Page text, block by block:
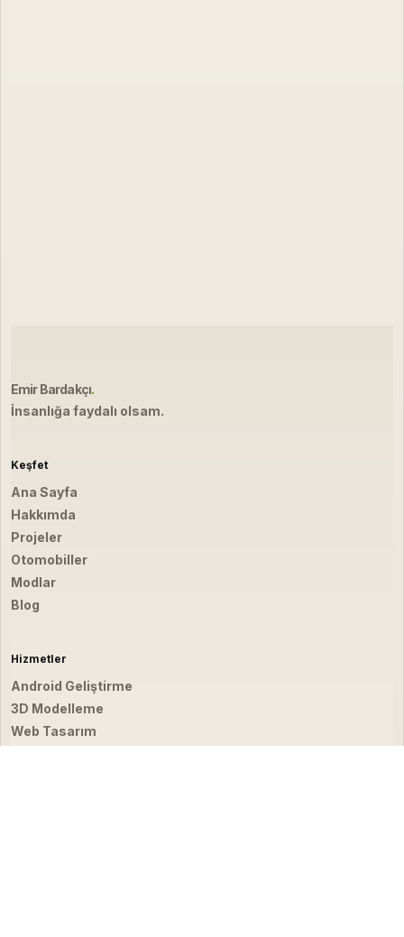
Emir Bardakçı.
İnsanlığa faydalı olsam.
Keşfet
Ana Sayfa
Hakkımda
Projeler
Otomobiller
Modlar
Blog
Hizmetler
Android Geliştirme
3D Modelleme
Web Tasarım